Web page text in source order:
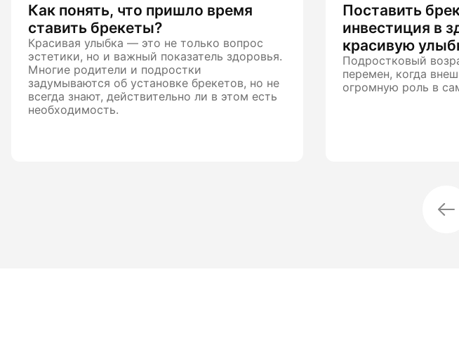
Как понять, что пришло время
ставить брекеты?
Красивая улыбка — это не только вопрос
эстетики, но и важный показатель здоровья.
Многие родители и подростки
задумываются об установке брекетов, но не
всегда знают, действительно ли в этом есть
необходимость.
Поставить
инвестиция в
красивую
Подростковый
перемен, когда
огромную роль в